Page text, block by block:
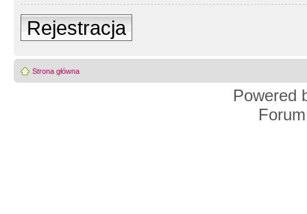
Rejestracja
Strona główna
Powered